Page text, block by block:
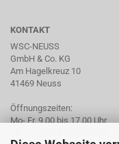
KONTAKT
WSC-NEUSS
GmbH & Co. KG
Am Hagelkreuz 10
41469 Neuss
Öffnungszeiten:
Mo- Fr. 9.00 bis 17.00 Uhr